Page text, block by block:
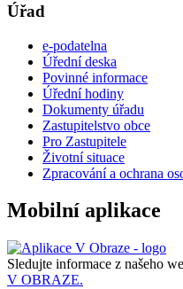
Úřad
e-podatelna
Úřední deska
Povinné informace
Úřední hodiny
Dokumenty úřadu
Zastupitelstvo obce
Pro Zastupitele
Životní situace
Zpracování a ochrana
Mobilní aplikace
Sledujte informace z našeho
V OBRAZE.